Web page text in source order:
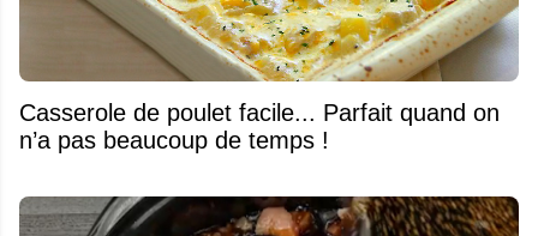
Casserole de poulet facile... Parfait quand on
n’a pas beaucoup de temps !